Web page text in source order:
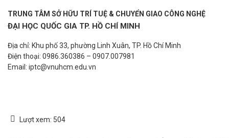
TRUNG TÂM SỞ HỮU TRÍ TUỆ & CHUYỂN GIAO CÔNG NGHỆ
ĐẠI HỌC QUỐC GIA TP. HỒ CHÍ MINH
Địa chỉ: Khu phố 33, phường Linh Xuân, TP. Hồ Chí Minh
Điện thoại: 0986.360386 – 0907.007981
Email: iptc@vnuhcm.edu.vn
Lượt xem: 504